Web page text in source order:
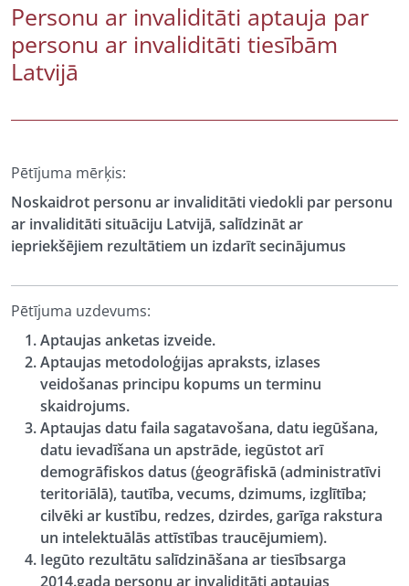
Personu ar invaliditāti aptauja par
personu ar invaliditāti tiesībām
Latvijā
Pētījuma mērķis:
Noskaidrot personu ar invaliditāti viedokli par personu
ar invaliditāti situāciju Latvijā, salīdzināt ar
iepriekšējiem rezultātiem un izdarīt secinājumus
Pētījuma uzdevums:
Aptaujas anketas izveide.
Aptaujas metodoloģijas apraksts, izlases
veidošanas principu kopums un terminu
skaidrojums.
Aptaujas datu faila sagatavošana, datu iegūšana,
datu ievadīšana un apstrāde, iegūstot arī
demogrāfiskos datus (ģeogrāfiskā (administratīvi
teritoriālā), tautība, vecums, dzimums, izglītība;
cilvēki ar kustību, redzes, dzirdes, garīga rakstura
un intelektuālās attīstības traucējumiem).
Iegūto rezultātu salīdzināšana ar tiesībsarga
2014.gada personu ar invaliditāti aptaujas